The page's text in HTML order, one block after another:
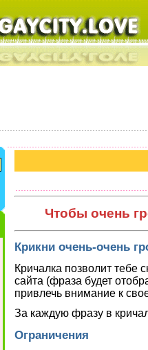
Чтобы очень
Крикни очень-очень
Кричалка позволит тебе
сайта (фраза будет
привлечь внимание к
За каждую фразу в
Ограничения